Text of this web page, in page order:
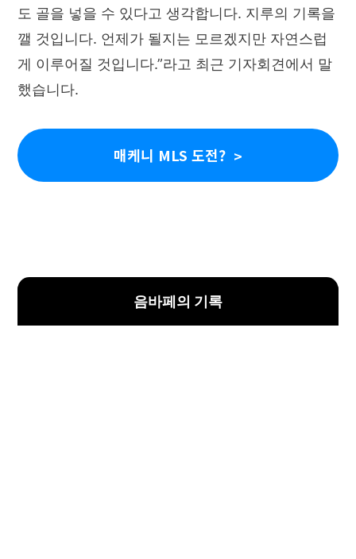
도 골을 넣을 수 있다고 생각합니다. 지루의 기록을
깰 것입니다. 언제가 될지는 모르겠지만 자연스럽
게 이루어질 것입니다.”라고 최근 기자회견에서 말
했습니다.
매케니 MLS 도전?
음바페의 기록